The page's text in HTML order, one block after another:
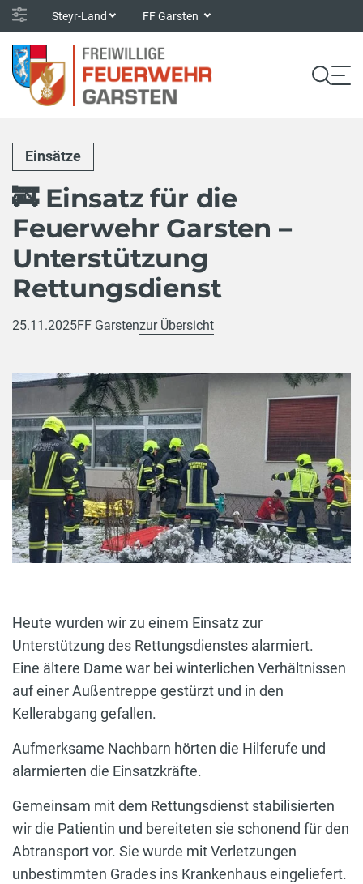
Steyr-Land FF Garsten
Einsätze
🚒 Einsatz für die
Feuerwehr Garsten –
Unterstützung
Rettungsdienst
25.11.2025FF Garstenzur Übersicht
Heute wurden wir zu einem Einsatz zur
Unterstützung des Rettungsdienstes alarmiert.
Eine ältere Dame war bei winterlichen Verhältnissen
auf einer Außentreppe gestürzt und in den
Kellerabgang gefallen.
Aufmerksame Nachbarn hörten die Hilferufe und
alarmierten die Einsatzkräfte.
Gemeinsam mit dem Rettungsdienst stabilisierten
wir die Patientin und bereiteten sie schonend für den
Abtransport vor. Sie wurde mit Verletzungen
unbestimmten Grades ins Krankenhaus eingeliefert.